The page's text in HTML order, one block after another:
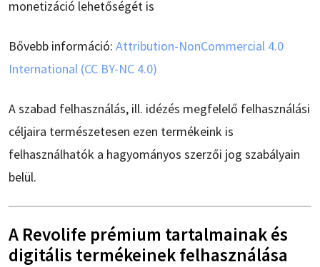
monetizáció lehetőségét is
Bővebb információ: Attribution-NonCommercial 4.0
International (CC BY-NC 4.0)
A szabad felhasználás, ill. idézés megfelelő felhasználási
céljaira természetesen ezen termékeink is
felhasználhatók a hagyományos szerzői jog szabályain
belül.
A Revolife prémium tartalmainak és
digitális termékeinek felhasználása